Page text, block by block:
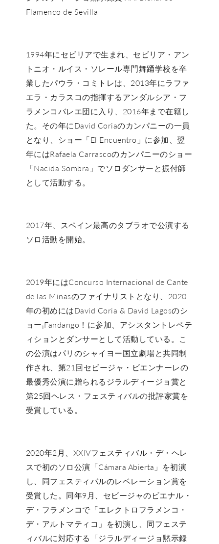
Flamenco de Sevilla
1994年にセビリアで生まれ、セビリア・アン
トニオ・ルイス・ソレール専門舞踊学校を卒
業したパウラ・コミトレは、2013年にラファ
エラ・カラスコの指揮するアンダルシア・フ
ラメンコバレエ団に入り、2016年まで在籍し
た。その年にDavid Coriaのカンパニーの一員
となり、ショー「El Encuentro」に参加、翌
年にはRafaela Carrascoのカンパニーのショー
「Nacida Sombra」でソロダンサーと振付師
として活動する。
2017年、スペイン最高のタブラオで公演する
ソロ活動を開始。
2019年にはConcurso Internacional de Cante
de las Minasのファイナリストとなり、2020
年の初めにはDavid Coria & David Lagosのシ
ョー¡Fandango！に参加、アシスタントレペテ
ィションとダンサーとして活動している。こ
の公演はパリのシャイヨー国立劇場と共同制
作され、第21回セビージャ・ビエンナーレの
最優秀公演に贈られるジラルディージョ賞と
第25回ヘレス・フェスティバルの批評家賞を
受賞している。
2020年2月、XXIVフェスティバル・デ・ヘレ
スで初のソロ公演「Cámara Abierta」を初演
し、同フェスティバルのレベレーション賞を
受賞した。同年9月、セビージャのビエナル・
デ・フラメンコで「エレクトロフラメンコ・
デ・アルトマティコ」を初演し、同フェステ
ィバルに対応する「ジラルディージョ黙示録